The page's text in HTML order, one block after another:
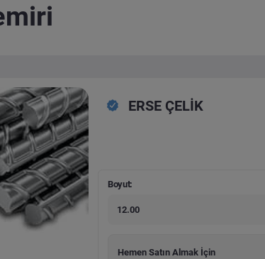
ERSE ÇELİK
Boyut:
12.00
Hemen Satın Almak İçin